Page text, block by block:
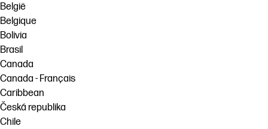
België
Belgique
Bolivia
Brasil
Canada
Canada - Français
Caribbean
Česká republika
Chile